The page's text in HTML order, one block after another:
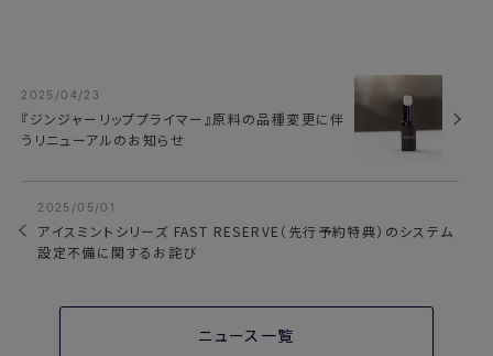
2025/05/01
アイスミントシリーズ FAST RESERVE（先行予約特典）のシステム
設定不備に関するお詫び
2025/04/23
『ジンジャーリッププライマー』原料の品種変更に伴
うリニューアルのお知らせ
ニュース一覧